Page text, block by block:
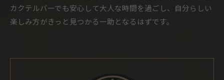
カクテルバーでも安心して大人な時間を過ごし、自分らしい
楽しみ方がきっと見つかる一助となるはずです。